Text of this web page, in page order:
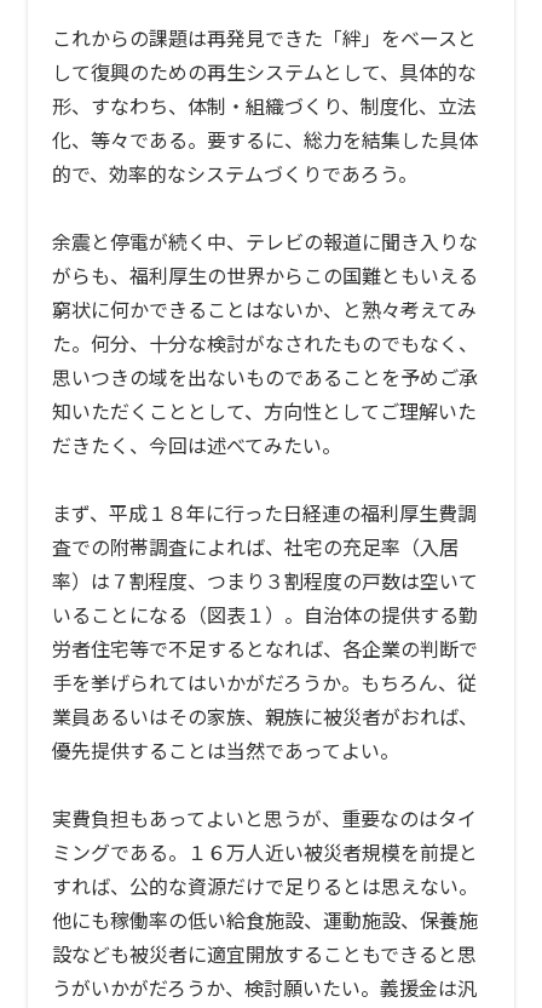
これからの課題は再発見できた「絆」をベースと
して復興のための再生システムとして、具体的な
形、すなわち、体制・組織づくり、制度化、立法
化、等々である。要するに、総力を結集した具体
的で、効率的なシステムづくりであろう。
余震と停電が続く中、テレビの報道に聞き入りな
がらも、福利厚生の世界からこの国難ともいえる
窮状に何かできることはないか、と熟々考えてみ
た。何分、十分な検討がなされたものでもなく、
思いつきの域を出ないものであることを予めご承
知いただくこととして、方向性としてご理解いた
だきたく、今回は述べてみたい。
まず、平成１８年に行った日経連の福利厚生費調
査での附帯調査によれば、社宅の充足率（入居
率）は７割程度、つまり３割程度の戸数は空いて
いることになる（図表１）。自治体の提供する勤
労者住宅等で不足するとなれば、各企業の判断で
手を挙げられてはいかがだろうか。もちろん、従
業員あるいはその家族、親族に被災者がおれば、
優先提供することは当然であってよい。
実費負担もあってよいと思うが、重要なのはタイ
ミングである。１６万人近い被災者規模を前提と
すれば、公的な資源だけで足りるとは思えない。
他にも稼働率の低い給食施設、運動施設、保養施
設なども被災者に適宜開放することもできると思
うがいかがだろうか、検討願いたい。義援金は汎